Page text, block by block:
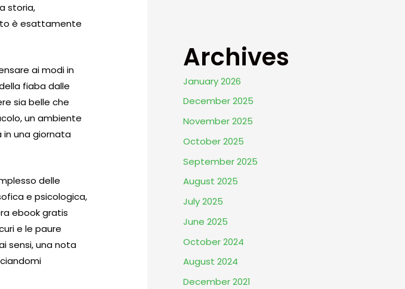
storia,
è esattamente
ai modi in
fiaba dalle
sia belle che
un ambiente
in una giornata
delle
e psicologica,
ebook gratis
e le paure
sensi, una nota
Archives
January 2026
December 2025
November 2025
October 2025
September 2025
August 2025
July 2025
June 2025
October 2024
August 2024
December 2021